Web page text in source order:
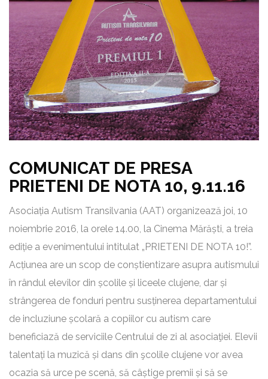
COMUNICAT DE PRESA
PRIETENI DE NOTA 10, 9.11.16
Asociația Autism Transilvania (AAT) organizează joi, 10
noiembrie 2016, la orele 14.00, la Cinema Mărăști, a treia
ediție a evenimentului intitulat „PRIETENI DE NOTA 10!”.
Acțiunea are un scop de conștientizare asupra autismului
în rândul elevilor din școlile și liceele clujene, dar și
strângerea de fonduri pentru susținerea departamentului
de incluziune școlară a copiilor cu autism care
beneficiază de serviciile Centrului de zi al asociaţiei. Elevii
talentați la muzică și dans din şcolile clujene vor avea
ocazia să urce pe scenă, să câștige premii și să se